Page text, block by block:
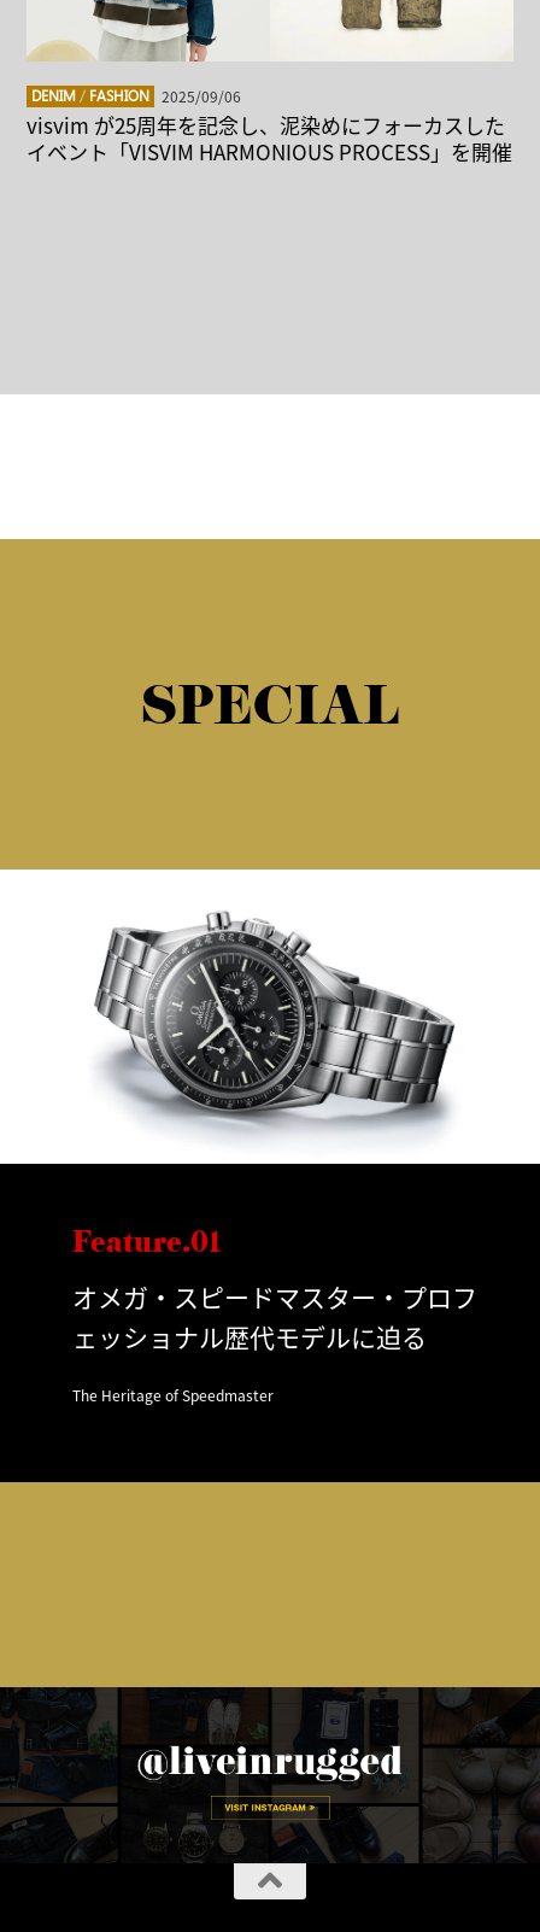
DENIM / FASHION 2025/09/06
visvim が25周年を記念し、泥染めにフォーカスした
イベント「VISVIM HARMONIOUS PROCESS」を開催
SPECIAL
Feature.01
オメガ・スピードマスター・プロフ
ェッショナル歴代モデルに迫る
The Heritage of Speedmaster